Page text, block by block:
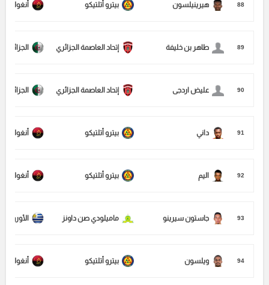
88 هيرينيلسون بيترو أتلتيكو أنغولا
89 طاهر بن خليفة إتحاد العاصمة الجزائري الجزائر
90 عليض اردجى إتحاد العاصمة الجزائري الجزائر
91 داني بيترو أتلتيكو أنغولا
92 اليم بيترو أتلتيكو أنغولا
93 جاستون سيرينو ماميلودي صن داونز
94 ويلسون بيترو أتلتيكو أنغولا